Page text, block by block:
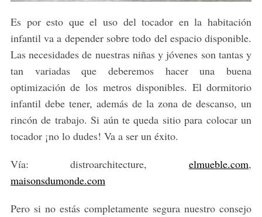
Es por esto que el uso del tocador en la habitación
infantil va a depender sobre todo del espacio disponible.
Las necesidades de nuestras niñas y jóvenes son tantas y
tan variadas que deberemos hacer una buena
optimización de los metros disponibles. El dormitorio
infantil debe tener, además de la zona de descanso, un
rincón de trabajo. Si aún te queda sitio para colocar un
tocador ¡no lo dudes! Va a ser un éxito.
Vía: distroarchitecture,elmueble.com,
maisonsdumonde.com
Pero si no estás completamente segura nuestro consejo